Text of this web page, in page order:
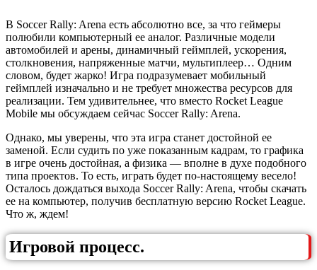
В Soccer Rally: Arena есть абсолютно все, за что геймеры
полюбили компьютерный ее аналог. Различные модели
автомобилей и арены, динамичный геймплей, ускорения,
столкновения, напряженные матчи, мультиплеер… Одним
словом, будет жарко! Игра подразумевает мобильный
геймплей изначально и не требует множества ресурсов для
реализации. Тем удивительнее, что вместо Rocket League
Mobile мы обсуждаем сейчас Soccer Rally: Arena.
Однако, мы уверены, что эта игра станет достойной ее
заменой. Если судить по уже показанным кадрам, то графика
в игре очень достойная, а физика — вполне в духе подобного
типа проектов. То есть, играть будет по-настоящему весело!
Осталось дождаться выхода Soccer Rally: Arena, чтобы скачать
ее на компьютер, получив бесплатную версию Rocket League.
Что ж, ждем!
Игровой процесс.